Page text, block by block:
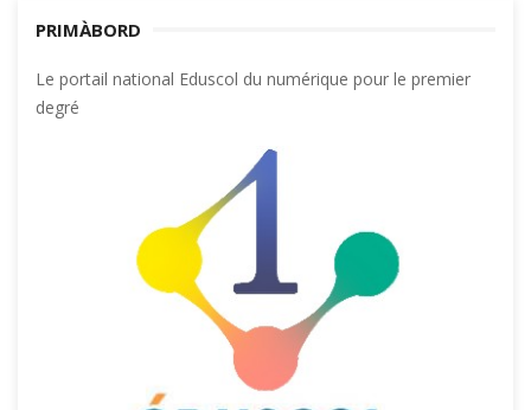
PRIMÀBORD
Le portail national Eduscol du numérique pour le premier
degré